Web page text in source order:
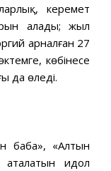
керемет
алады; жыл
арналған 27
көбінесе
да өледі.
баба», «Алтын
идол